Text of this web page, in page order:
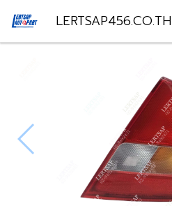
LERTSAP456.CO.TH